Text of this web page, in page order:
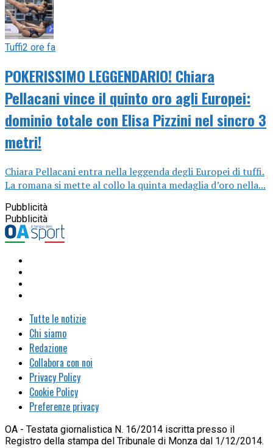
Tuffi2 ore fa
POKERISSIMO LEGGENDARIO! Chiara
Pellacani vince il quinto oro agli Europei:
dominio totale con Elisa Pizzini nel sincro 3
metri!
Chiara Pellacani entra nella leggenda degli Europei di tuffi.
La romana si mette al collo la quinta medaglia d’oro nella...
Pubblicità
Pubblicità
Tutte le notizie
Chi siamo
Redazione
Collabora con noi
Privacy Policy
Cookie Policy
Preferenze privacy
OA - Testata giornalistica N. 16/2014 iscritta presso il
Registro della stampa del Tribunale di Monza dal 1/12/2014.